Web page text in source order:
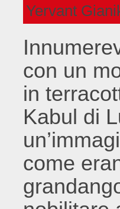
Yervant
con un
in
Kabul di
come